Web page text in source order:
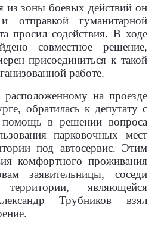
из зоны боевых действий он
отправкой гуманитарной
просил содействия. В ходе
совместное решение,
присоединиться к такой
работе.
на проезде
обратилась к депутату с
помощь в решении вопроса
парковочных мест
под автосервис. Этим
комфортного проживания
заявительницы, соседи
являющейся
Трубников взял